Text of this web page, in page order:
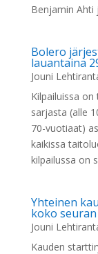
Benjamin Ahti
Bolero
lauantaina
Jouni
Kilpailuissa
sarjasta (alle
70-vuotiaat)
kaikissa
kilpailussa on
Yhteinen
koko
Jouni
Kauden